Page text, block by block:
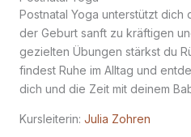
Postnatal Yoga unterstützt dich
der Geburt sanft zu kräftigen
gezielten Übungen stärkst du
findest Ruhe im Alltag und
dich und die Zeit mit deinem
Kursleiterin: Julia Zohren